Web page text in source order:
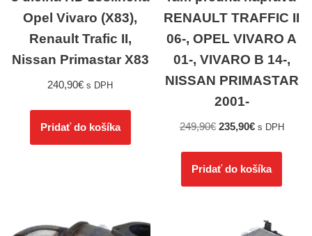
Opel Vivaro (X83),
Renault Trafic II,
Nissan Primastar X83
240,90€ s DPH
Pridať do košíka
RENAULT TRAFFIC II
06-, OPEL VIVARO A
01-, VIVARO B 14-,
NISSAN PRIMASTAR
2001-
249,90€ 235,90€ s DPH
Pridať do košíka